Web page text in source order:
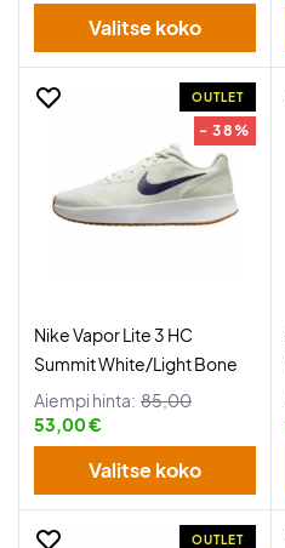
Valitse koko
OUTLET
- 38%
Nike Vapor Lite 3 HC
Summit White/Light Bone
Aiempi hinta: 85,00
53,00 €
Valitse koko
OUTLET